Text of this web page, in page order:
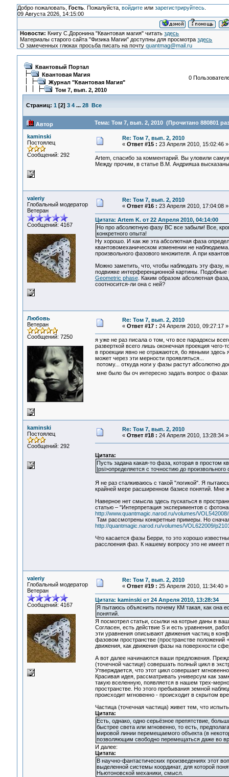
Добро пожаловать, Гость. Пожалуйста, войдитеили зарегистрируйтесь.
09 Августа 2026, 14:15:00
Новости: Книгу С.Доронина "Квантовая магия" читатьздесь
Материалы старого сайта "Физика Магии" доступны для просмотраздесь
О замеченных глюках просьба писать на почтуquantmag@mail.ru
Квантовый Портал
Квантовая Магия
Журнал "Квантовая Магия"
Том 7, вып. 2, 2010
0
Страниц: 1 [2] 3 4 ... 28 Все
Автор Тема: Том 7, вып. 2, 2010 (Прочитано 880801
kaminski
Постоялец
Сообщений: 292
Re: Том 7, вып. 2, 2010
« Ответ #15 : 23 Апреля 2010, 15:02:46 »
Artem, спасибо за комментарий. Вы уловили
Между прочим, в статье В.М. Андрияша
valeriy
Глобальный модератор
Ветеран
Сообщений: 4167
Re: Том 7, вып. 2, 2010
« Ответ #16 : 23 Апреля 2010, 17:04:08 »
Цитата: Artem K. от 22 Апреля 2010, 04:14:00
Но про абсолютную фазу ВС все забыли! Все,
конкретного опыта!
Ну хорошо. И как же эта абсолютная фаза
квантовомеханическом изменении не
произвольного фазового множителя. А при
Можно заметить, что, чтобы наблюдать эту фазу,
подвижке интерференционной картины.
Geometric phase. Каким образом абсолютная
соотносится-ли она с ней?
Любовь
Ветеран
Сообщений: 7250
Re: Том 7, вып. 2, 2010
« Ответ #17 : 24 Апреля 2010, 09:27:17 »
я уже не раз писала о том, что все парадоксы
разверткой всего лишь оконечная проекция
в проекции явно не отражаются, бо явными здесь
может через эти мерности проявляться...
потому... откуда ноги у фазы растут абсолютно
мне было бы оч интересно задать вопрос о
kaminski
Постоялец
Сообщений: 292
Re: Том 7, вып. 2, 2010
« Ответ #18 : 24 Апреля 2010, 13:28:34 »
Цитата:
Пусть задана какая-то фаза, которая в
|psi>определяется с точностию до
Я не раз сталкиваюсь с такой "логикой". Я
крайней мере расширенном базисе понятий. Мне
Наверное нет смысла здесь пускаться в
статью – "Интерпретация экспериментов с
http://www.quantmagic.narod.ru/volumes/
Там рассмотрены конкретные примеры. Но
http://quantmagic.narod.ru/volumes/VOL622009/
Что касается фазы Берри, то это хорошо
расслоения фаз. К нашему вопросу это не имеет
valeriy
Глобальный модератор
Ветеран
Сообщений: 4167
Re: Том 7, вып. 2, 2010
« Ответ #19 : 25 Апреля 2010, 11:34:40 »
Цитата: kaminski от 24 Апреля 2010, 13:28:34
Я пытаюсь объяснить почему КМ такая, как она
понятий.
Я посмотрел статьи, ссылки на котрые даны в
Согласен, есть действие S и есть уравнения,
эти уравнения описывают движения частиц в
фазовом пространстве (пространстве
движения, как движения фазы на поверхности
А вот далее начинаются ваши предложения.
(точечной частице) совершать полный цикл в
Утверждается, что этот цикл совершает
Красивая идея, рассматривать универсум как
такую вселенную, появляется в нашем трех-
пространстве. Но этого пребывания земной
происходит мгновенно - происходит в скрытом
Частица (точечная частица) живет тем, что
Цитата:
Есть, однако, одно серьёзное препятствие,
быстрее света или мгновенно, то есть,
мировой линии перемещаемого объекта (в
позволяющим свободно перемещаться даже во
И далее:
Цитата:
В научно-фантастических произведениях этот
выделенной системы координат, для которой
Ньютоновской механики, смысл.